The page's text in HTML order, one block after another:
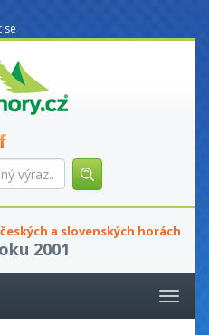
se
Zadejte
hledaný
a slovenských horách
2001